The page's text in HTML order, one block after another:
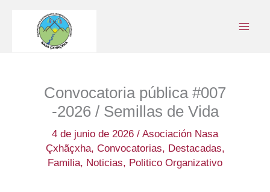
contenido
Convocatoria pública #007
-2026 / Semillas de Vida
4 de junio de 2026 / Asociación Nasa
Çxhãçxha, Convocatorias, Destacadas,
Familia, Noticias, Politico Organizativo